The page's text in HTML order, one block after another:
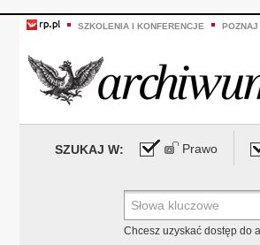
SZKOLENIA I KONFERENCJE POZNAJ
SZUKAJ W: Prawo
Chcesz uzyskać dostęp do